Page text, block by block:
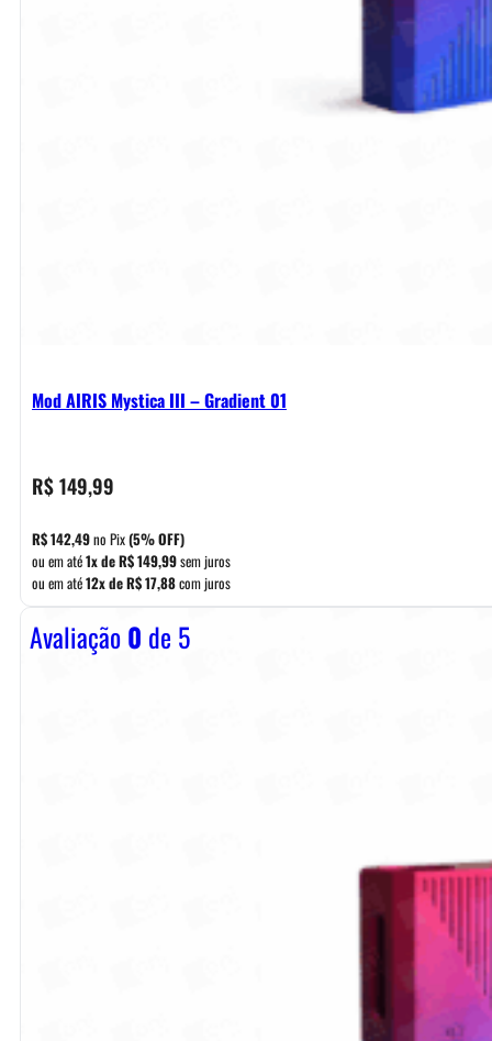
Mod AIRIS Mystica III – Gradient 01
R$149,99
R$142,49no Pix(5% OFF)
ou em até1x deR$149,99sem juros
ou em até12x deR$17,88com juros
Avaliação0 de 5